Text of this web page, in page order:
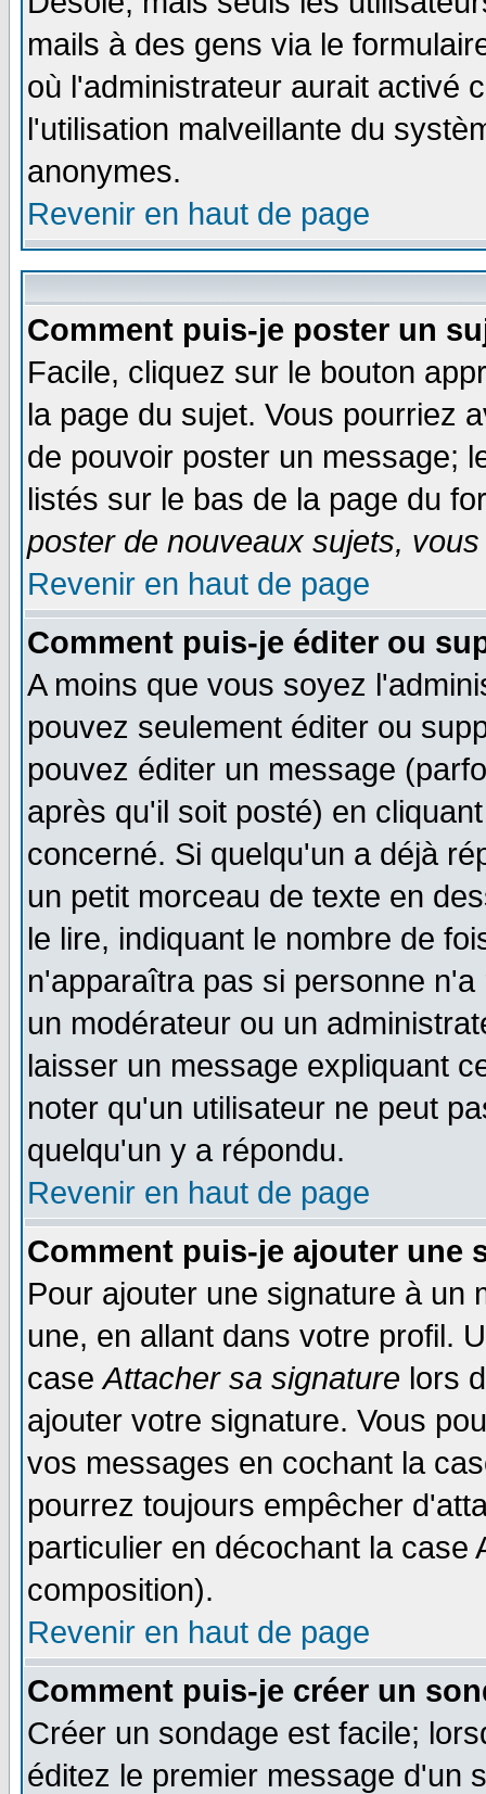
mails à des gens via le
où l'administrateur aurait activé
l'utilisation malveillante du
anonymes.
Revenir en haut de page
Comment puis-je poster un
Facile, cliquez sur le bouton
la page du sujet. Vous pourriez
de pouvoir poster un message;
listés sur le bas de la page du
poster de nouveaux sujets,
Revenir en haut de page
Comment puis-je éditer ou
A moins que vous soyez
pouvez seulement éditer ou
pouvez éditer un message
après qu'il soit posté) en
concerné. Si quelqu'un a déjà
un petit morceau de texte en
le lire, indiquant le nombre de
n'apparaîtra pas si personne
un modérateur ou un
laisser un message expliquant
noter qu'un utilisateur ne peut
quelqu'un y a répondu.
Revenir en haut de page
Comment puis-je ajouter une
Pour ajouter une signature à un
une, en allant dans votre profil.
caseAttacher sa signature lors
ajouter votre signature. Vous
vos messages en cochant la
pourrez toujours empêcher
particulier en décochant la
composition).
Revenir en haut de page
Comment puis-je créer un
Créer un sondage est facile;
éditez le premier message d'un